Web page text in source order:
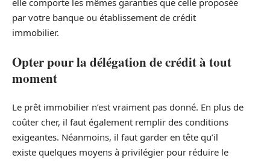
elle comporte les mêmes garanties que celle proposée
par votre banque ou établissement de crédit
immobilier.
Opter pour la délégation de crédit à tout
moment
Le prêt immobilier n’est vraiment pas donné. En plus de
coûter cher, il faut également remplir des conditions
exigeantes. Néanmoins, il faut garder en tête qu’il
existe quelques moyens à privilégier pour réduire le